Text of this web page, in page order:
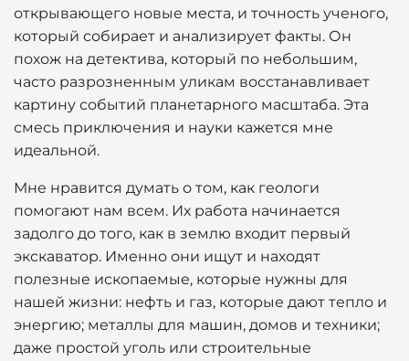
открывающего новые места, и точность ученого,
который собирает и анализирует факты. Он
похож на детектива, который по небольшим,
часто разрозненным уликам восстанавливает
картину событий планетарного масштаба. Эта
смесь приключения и науки кажется мне
идеальной.
Мне нравится думать о том, как геологи
помогают нам всем. Их работа начинается
задолго до того, как в землю входит первый
экскаватор. Именно они ищут и находят
полезные ископаемые, которые нужны для
нашей жизни: нефть и газ, которые дают тепло и
энергию; металлы для машин, домов и техники;
даже простой уголь или строительные